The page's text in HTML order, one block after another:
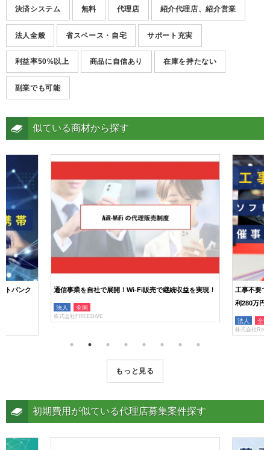
決済システム 無料 代理店 紹介代理店、紹介営業
法人全般 省スペース・自宅 サポート充実
利益率50%以上 商品に自信あり 在庫を持たない
副業でも可能
似ている商材から探す
トバンク 通信事業を自社で展開！Wi-Fi販売で継続収益を実現！
法人 全国
株式会社FREEDiVE
工事不要
利280万円
法人 全国
株式会社
もっと見る
初期費用が似ている代理店募集案件探す